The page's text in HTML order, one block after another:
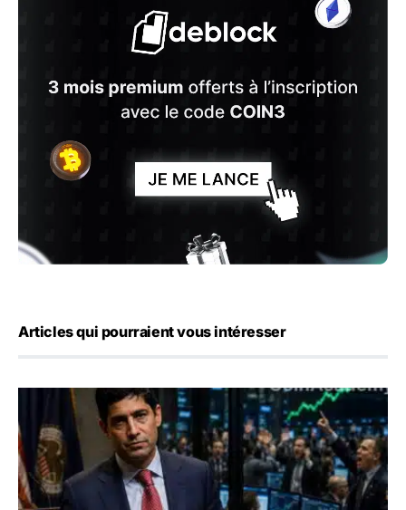
Articles qui pourraient vous intéresser
Emploi américain : 23 000 postes détruits en juillet, les